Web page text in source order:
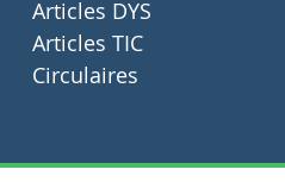
Articles DYS
Articles TIC
Circulaires